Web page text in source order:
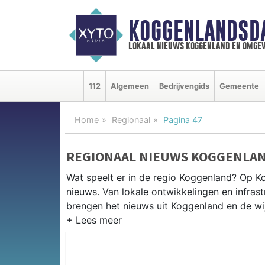
lokaal nieuws koggenland en
112 Algemeen Bedrijvengids Gemeente
Home Regionaal Pagina 47
REGIONAAL NIEUWS
Wat speelt er in de regio Koggenland? Op
nieuws. Van lokale ontwikkelingen en
brengen het nieuws uit Koggenland en de